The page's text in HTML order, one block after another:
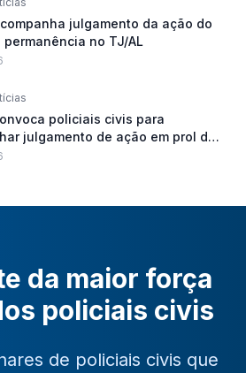
julgamento da ação do
permanência no TJ/AL
policiais civis para
julgamento de ação em prol do
de 100% do abono de
da maior força
policiais civis
de policiais civis que